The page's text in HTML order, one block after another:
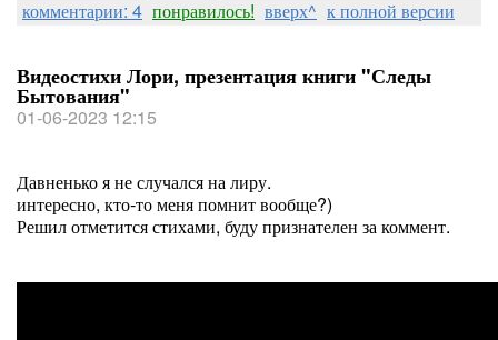
комментарии: 4 понравилось! вверх^ к полной версии
Видеостихи Лори, презентация книги "Следы
Бытования"
01-06-2023 12:15
Давненько я не случался на лиру.
интересно, кто-то меня помнит вообще?)
Решил отметится стихами, буду признателен за коммент.